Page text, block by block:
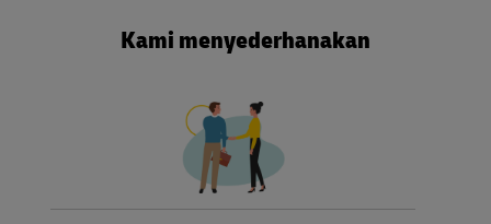
Kami menyederhanakan